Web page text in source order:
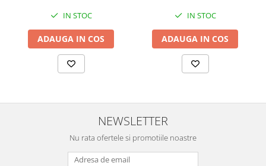
IN STOC
ADAUGA IN COS
IN STOC
ADAUGA IN COS
NEWSLETTER
Nu rata ofertele si promotiile noastre